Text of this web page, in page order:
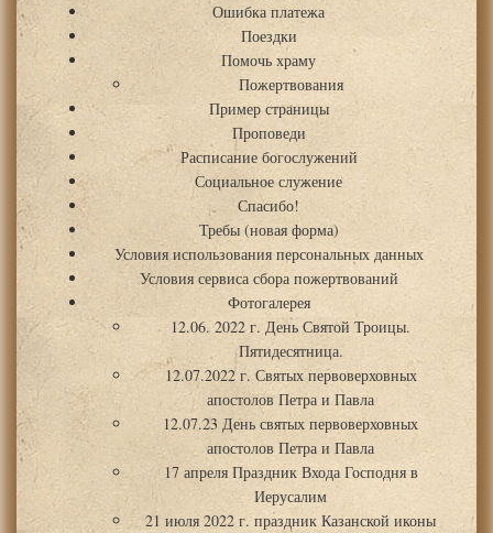
Ошибка платежа
Поездки
Помочь храму
Пожертвования
Пример страницы
Проповеди
Расписание богослужений
Социальное служение
Спасибо!
Требы (новая форма)
Условия использования персональных данных
Условия сервиса сбора пожертвований
Фотогалерея
12.06. 2022 г. День Святой Троицы.
Пятидесятница.
12.07.2022 г. Святых первоверховных
апостолов Петра и Павла
12.07.23 День святых первоверховных
апостолов Петра и Павла
17 апреля Праздник Входа Господня в
Иерусалим
21 июля 2022 г. праздник Казанской иконы